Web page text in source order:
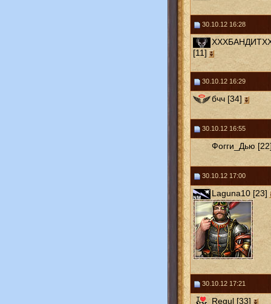
30.10.12 16:28
[11]
30.10.12 16:29
бчч [34]
30.10.12 16:55
Фогги_Дью
30.10.12 17:00
Laguna10 [23]
30.10.12 17:21
Regul [33]